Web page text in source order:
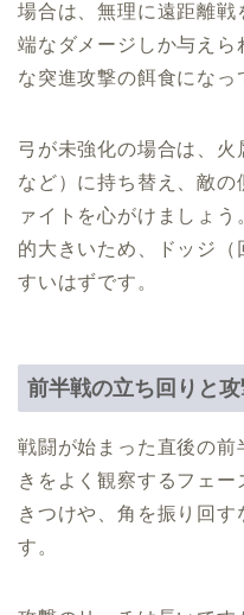
場合は、無理に遠距離
端なダメージしか与えら
な突進攻撃の餌食になっ
弓が未強化の場合は、火
など）に持ち替え、敵の
ァイトを心がけましょ
的大きいため、ドッジ
すいはずです。
前半戦の立ち回りと
戦闘が始まった直後の前
きをよく観察するフェ
きつけや、角を振り回す
す。